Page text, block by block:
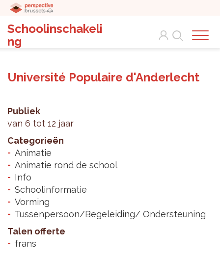
Schoolinschakeli
ng
Search
Université Populaire d'Anderlecht
Publiek
van 6 tot 12 jaar
Categorieën
Animatie
Animatie rond de school
Info
Schoolinformatie
Vorming
Tussenpersoon/Begeleiding/ Ondersteuning
Talen offerte
frans